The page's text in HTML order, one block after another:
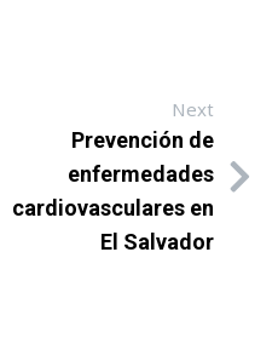
Next
Prevención de
enfermedades
cardiovasculares en
El Salvador